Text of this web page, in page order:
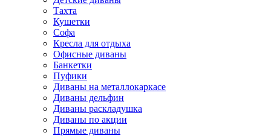
Тахта
Кушетки
Софа
Кресла для отдыха
Офисные диваны
Банкетки
Пуфики
Диваны на металлокаркасе
Диваны дельфин
Диваны раскладушка
Диваны по акции
Прямые диваны